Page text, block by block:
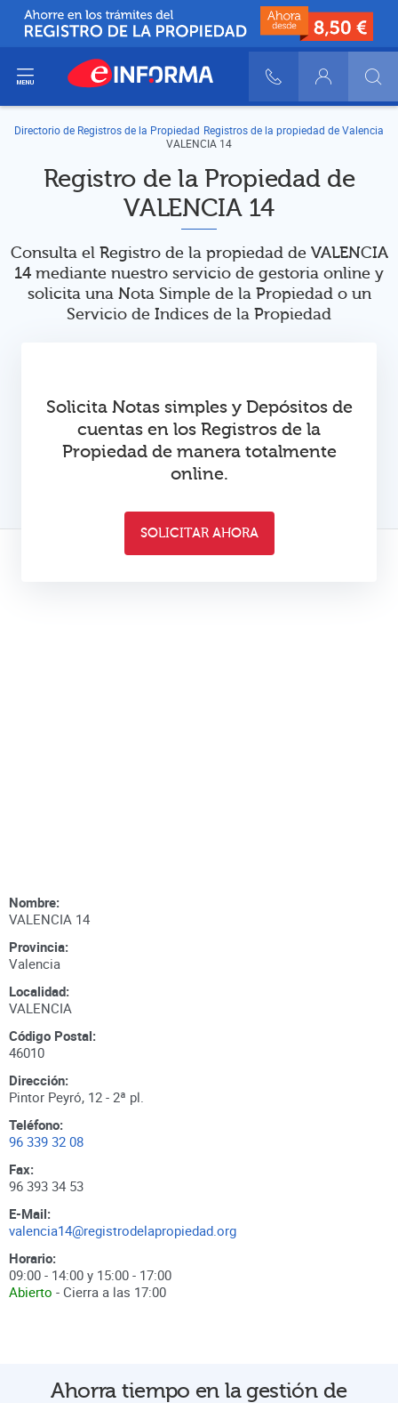
900 10 30 20
Login
del menú
Directorio de Registros de la Propiedad Registros de la propiedad de Valencia
VALENCIA 14
Registro de la Propiedad de
VALENCIA 14
Consulta el Registro de la propiedad de VALENCIA
14 mediante nuestro servicio de gestoria online y
solicita una Nota Simple de la Propiedad o un
Servicio de Indices de la Propiedad
Solicita Notas simples y Depósitos de
cuentas en los Registros de la
Propiedad de manera totalmente
online.
SOLICITAR AHORA
Nombre:
VALENCIA 14
Provincia:
Valencia
Localidad:
VALENCIA
Código Postal:
46010
Dirección:
Pintor Peyró, 12 - 2ª pl.
Teléfono:
96 339 32 08
Fax:
96 393 34 53
E-Mail:
valencia14@registrodelapropiedad.org
Horario:
09:00 - 14:00 y 15:00 - 17:00
Abierto - Cierra a las 17:00
Ahorra tiempo en la gestión de